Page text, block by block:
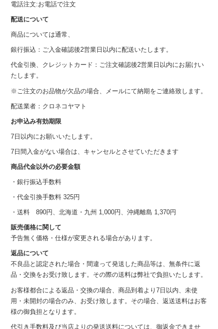
電話注文:お電話で注文
配送について
商品については通常、
銀行振込：ご入金確認後2営業日以内に配送いたします。
代金引換、クレジットカード：ご注文確認後2営業日以内にお届けい
たします。
※ご注文のお品物が欠品の場合、メールにて納期をご連絡致します。
配送業者：クロネコヤマト
お申込み有効期限
7日以内にお願いいたします。
7日間入金がない場合は、キャンセルとさせていただきます
商品代金以外の必要金額
・銀行振込手数料
・代金引換手数料 325円
・送料 890円、北海道・九州 1,000円、沖縄離島 1,370円
販売価格に関して
予告無く価格・仕様が変更される場合があります。
返品について
不良品と認定された場合・間違って発送した商品等は、無条件に返
品・交換をお受け致します。その際の送料は弊社で負担いたします。
お客様都合による返品・交換の場合、商品到着より7日以内、未使
用・未開封の場合のみ、お受け致します。その場合、返送送料はお客
様の御負担となります。
代引き手数料及び当店よりの発送送料については、御返金できませ